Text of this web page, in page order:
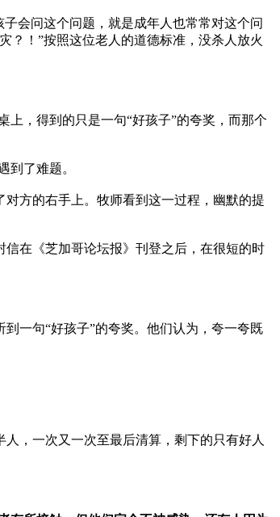
会问这个问题，就是成年人也常常对这个问
？！”按照这位老人的道德标准，没杀人放火
上，得到的只是一句“好孩子”的夸奖，而那个
到了难题。
方的右手上。牧师看到这一过程，幽默的提
在《芝加哥论坛报》刊登之后，在很短的时
一句“好孩子”的夸奖。他们认为，夸一夸既
，一次又一次至最后清算，剩下的只有好人